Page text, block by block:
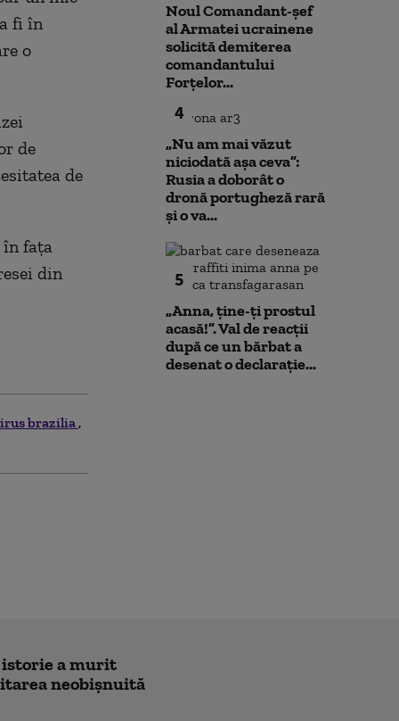
fi în
o
de
de
fața
din
brazilia
Noul Comandant-șef
al Armatei ucrainene
solicită demiterea
comandantului
Forțelor...
4
„Nu am mai văzut
niciodată așa ceva”:
Rusia a doborât o
dronă portugheză rară
și o va...
5
„Anna, ţine-ţi prostul
acasă!”. Val de reacții
după ce un bărbat a
desenat o declarație...
istorie a murit
neobișnuită